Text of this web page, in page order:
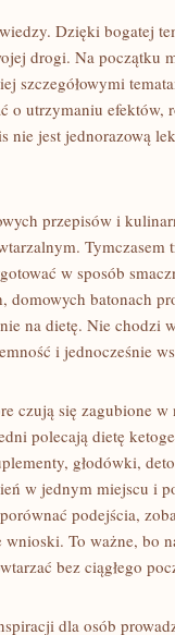
Dzięki bogatej
drogi. Na początku
szczegółowymi
o utrzymaniu efektów,
nie jest jednorazową
przepisów i
Tymczasem
w sposób
domowych batonach
na dietę. Nie chodzi
i jednocześnie
czują się zagubione
polecają dietę
głodówki,
w jednym miejscu i
podejścia,
wnioski. To ważne, bo
bez ciągłego
dla osób